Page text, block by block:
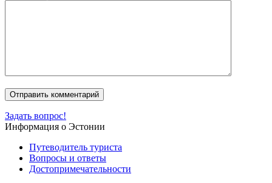
Задать вопрос!
Информация о Эстонии
Путеводитель туриста
Вопросы и ответы
Достопримечательности